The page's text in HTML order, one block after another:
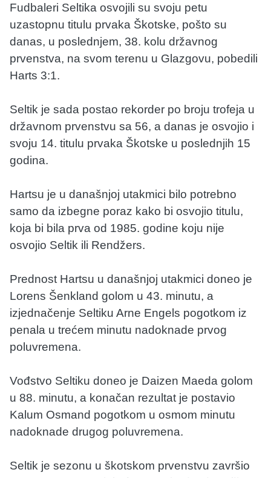
Fudbaleri Seltika osvojili su svoju petu
uzastopnu titulu prvaka Škotske, pošto su
danas, u poslednjem, 38. kolu državnog
prvenstva, na svom terenu u Glazgovu, pobedili
Harts 3:1.
Seltik je sada postao rekorder po broju trofeja u
državnom prvenstvu sa 56, a danas je osvojio i
svoju 14. titulu prvaka Škotske u poslednjih 15
godina.
Hartsu je u današnjoj utakmici bilo potrebno
samo da izbegne poraz kako bi osvojio titulu,
koja bi bila prva od 1985. godine koju nije
osvojio Seltik ili Rendžers.
Prednost Hartsu u današnjoj utakmici doneo je
Lorens Šenkland golom u 43. minutu, a
izjednačenje Seltiku Arne Engels pogotkom iz
penala u trećem minutu nadoknade prvog
poluvremena.
Vođstvo Seltiku doneo je Daizen Maeda golom
u 88. minutu, a konačan rezultat je postavio
Kalum Osmand pogotkom u osmom minutu
nadoknade drugog poluvremena.
Seltik je sezonu u škotskom prvenstvu završio